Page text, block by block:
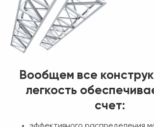
Вообщем все
легкость
счет: